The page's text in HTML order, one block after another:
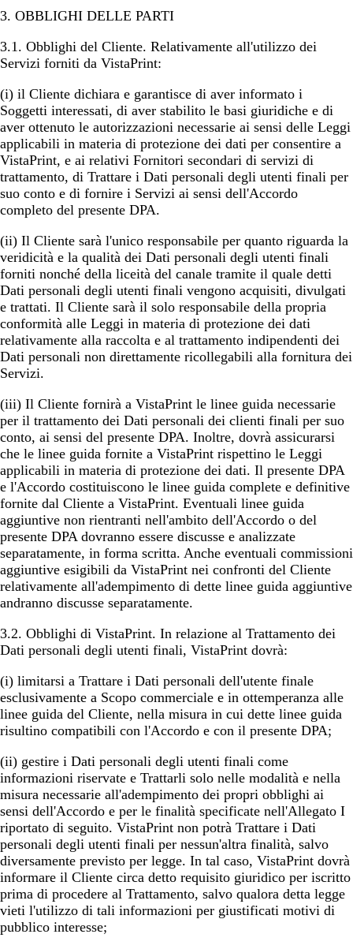
3. OBBLIGHI DELLE PARTI
3.1. Obblighi del Cliente. Relativamente all'utilizzo dei
Servizi forniti da VistaPrint:
(i) il Cliente dichiara e garantisce di aver informato i
Soggetti interessati, di aver stabilito le basi giuridiche e di
aver ottenuto le autorizzazioni necessarie ai sensi delle Leggi
applicabili in materia di protezione dei dati per consentire a
VistaPrint, e ai relativi Fornitori secondari di servizi di
trattamento, di Trattare i Dati personali degli utenti finali per
suo conto e di fornire i Servizi ai sensi dell'Accordo
completo del presente DPA.
(ii) Il Cliente sarà l'unico responsabile per quanto riguarda la
veridicità e la qualità dei Dati personali degli utenti finali
forniti nonché della liceità del canale tramite il quale detti
Dati personali degli utenti finali vengono acquisiti, divulgati
e trattati. Il Cliente sarà il solo responsabile della propria
conformità alle Leggi in materia di protezione dei dati
relativamente alla raccolta e al trattamento indipendenti dei
Dati personali non direttamente ricollegabili alla fornitura dei
Servizi.
(iii) Il Cliente fornirà a VistaPrint le linee guida necessarie
per il trattamento dei Dati personali dei clienti finali per suo
conto, ai sensi del presente DPA. Inoltre, dovrà assicurarsi
che le linee guida fornite a VistaPrint rispettino le Leggi
applicabili in materia di protezione dei dati. Il presente DPA
e l'Accordo costituiscono le linee guida complete e definitive
fornite dal Cliente a VistaPrint. Eventuali linee guida
aggiuntive non rientranti nell'ambito dell'Accordo o del
presente DPA dovranno essere discusse e analizzate
separatamente, in forma scritta. Anche eventuali commissioni
aggiuntive esigibili da VistaPrint nei confronti del Cliente
relativamente all'adempimento di dette linee guida aggiuntive
andranno discusse separatamente.
3.2. Obblighi di VistaPrint. In relazione al Trattamento dei
Dati personali degli utenti finali, VistaPrint dovrà:
(i) limitarsi a Trattare i Dati personali dell'utente finale
esclusivamente a Scopo commerciale e in ottemperanza alle
linee guida del Cliente, nella misura in cui dette linee guida
risultino compatibili con l'Accordo e con il presente DPA;
(ii) gestire i Dati personali degli utenti finali come
informazioni riservate e Trattarli solo nelle modalità e nella
misura necessarie all'adempimento dei propri obblighi ai
sensi dell'Accordo e per le finalità specificate nell'Allegato I
riportato di seguito. VistaPrint non potrà Trattare i Dati
personali degli utenti finali per nessun'altra finalità, salvo
diversamente previsto per legge. In tal caso, VistaPrint dovrà
informare il Cliente circa detto requisito giuridico per iscritto
prima di procedere al Trattamento, salvo qualora detta legge
vieti l'utilizzo di tali informazioni per giustificati motivi di
pubblico interesse;